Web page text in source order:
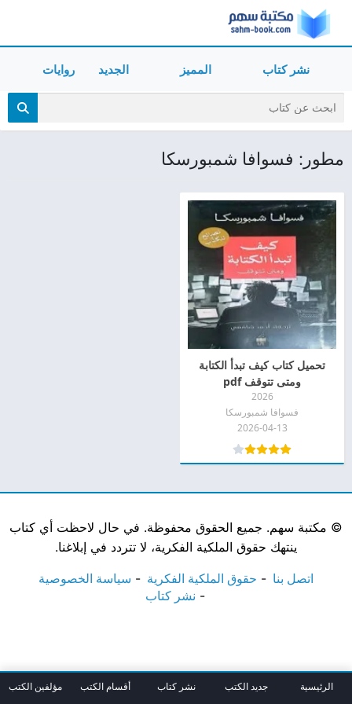
نشر كتاب المميز الجديد روايات
مطور: فسوافا شمبورسكا
تحميل كتاب كيف تبدأ الكتابة
ومتى تتوقف pdf
2026
فسوافا شمبورسكا
2026-04-13
© مكتبة سهم. جميع الحقوق محفوظة. في حال لاحظت أي كتاب
ينتهك حقوق الملكية الفكرية، لا تتردد في إبلاغنا.
اتصل بنا حقوق الملكية الفكرية
سياسة الخصوصية
نشر كتاب
الرئيسية جديد الكتب نشر كتاب أقسام الكتب مؤلفين الكتب